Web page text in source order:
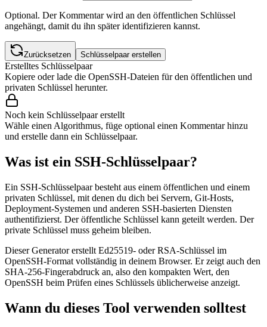
Optional. Der Kommentar wird an den öffentlichen Schlüssel
angehängt, damit du ihn später identifizieren kannst.
Zurücksetzen Schlüsselpaar erstellen
Erstelltes Schlüsselpaar
Kopiere oder lade die OpenSSH-Dateien für den öffentlichen und
privaten Schlüssel herunter.
Noch kein Schlüsselpaar erstellt
Wähle einen Algorithmus, füge optional einen Kommentar hinzu
und erstelle dann ein Schlüsselpaar.
Was ist ein SSH-Schlüsselpaar?
Ein SSH-Schlüsselpaar besteht aus einem öffentlichen und einem
privaten Schlüssel, mit denen du dich bei Servern, Git-Hosts,
Deployment-Systemen und anderen SSH-basierten Diensten
authentifizierst. Der öffentliche Schlüssel kann geteilt werden. Der
private Schlüssel muss geheim bleiben.
Dieser Generator erstellt Ed25519- oder RSA-Schlüssel im
OpenSSH-Format vollständig in deinem Browser. Er zeigt auch den
SHA-256-Fingerabdruck an, also den kompakten Wert, den
OpenSSH beim Prüfen eines Schlüssels üblicherweise anzeigt.
Wann du dieses Tool verwenden solltest